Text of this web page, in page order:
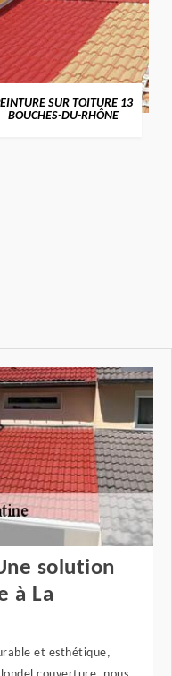
SUR TOITURE 13
BOUCHES-DU-RHÔNE
solution
à La
et esthétique,